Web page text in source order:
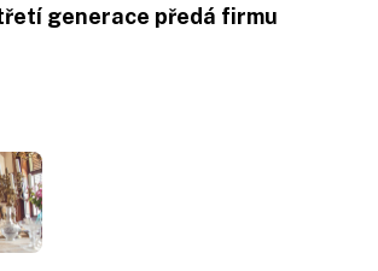
generace předá firmu